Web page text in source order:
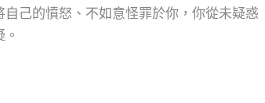
己的憤怒、不如意怪罪於你，你從未疑